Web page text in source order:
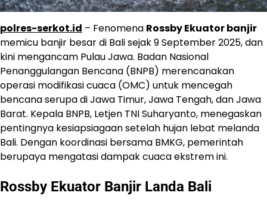
polres-serkot.id – Fenomena Rossby Ekuator banjir
memicu banjir besar di Bali sejak 9 September 2025, dan
kini mengancam Pulau Jawa. Badan Nasional
Penanggulangan Bencana (BNPB) merencanakan
operasi modifikasi cuaca (OMC) untuk mencegah
bencana serupa di Jawa Timur, Jawa Tengah, dan Jawa
Barat. Kepala BNPB, Letjen TNI Suharyanto, menegaskan
pentingnya kesiapsiagaan setelah hujan lebat melanda
Bali. Dengan koordinasi bersama BMKG, pemerintah
berupaya mengatasi dampak cuaca ekstrem ini.
Rossby Ekuator Banjir Landa Bali